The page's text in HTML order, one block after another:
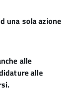
una sola azione
alle
alle